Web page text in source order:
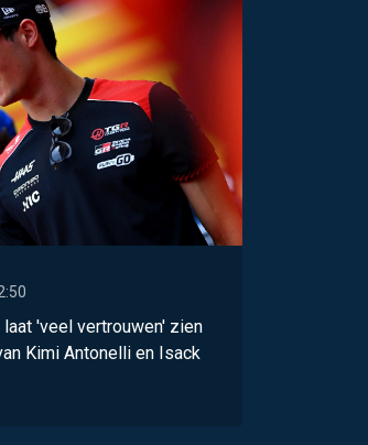
laat 'veel vertrouwen' zien
Kimi Antonelli en Isack